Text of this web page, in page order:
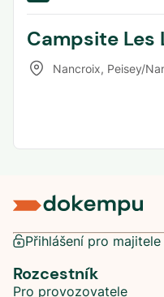
Campsite Les
Nancroix, Peisey/
Přihlášení pro majitele
Rozcestník
Pro provozovatele